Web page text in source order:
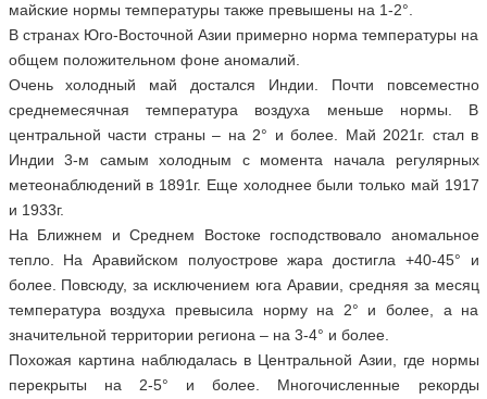
майские нормы температуры также превышены на 1-2°.
В странах Юго-Восточной Азии примерно норма температуры на
общем положительном фоне аномалий.
Очень холодный май достался Индии. Почти повсеместно
среднемесячная температура воздуха меньше нормы. В
центральной части страны – на 2° и более. Май 2021г. стал в
Индии 3-м самым холодным с момента начала регулярных
метеонаблюдений в 1891г. Еще холоднее были только май 1917
и 1933г.
На Ближнем и Среднем Востоке господствовало аномальное
тепло. На Аравийском полуострове жара достигла +40-45° и
более. Повсюду, за исключением юга Аравии, средняя за месяц
температура воздуха превысила норму на 2° и более, а на
значительной территории региона – на 3-4° и более.
Похожая картина наблюдалась в Центральной Азии, где нормы
перекрыты на 2-5° и более. Многочисленные рекорды